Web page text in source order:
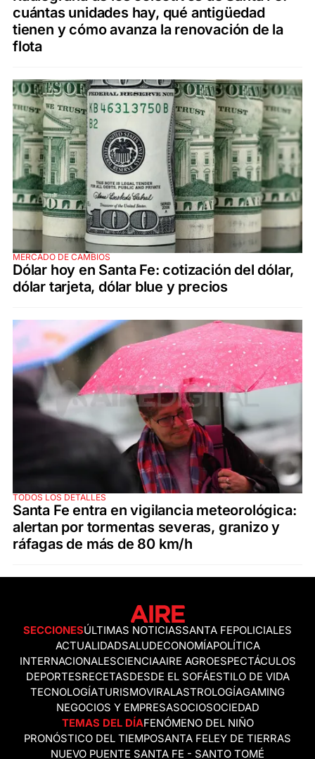
cuántas unidades hay, qué antigüedad
tienen y cómo avanza la renovación de la
flota
MERCADO DE CAMBIOS
Dólar hoy en Santa Fe: cotización del dólar,
dólar tarjeta, dólar blue y precios
TODOS LOS DETALLES
Santa Fe entra en vigilancia meteorológica:
alertan por tormentas severas, granizo y
ráfagas de más de 80 km/h
SECCIONESÚLTIMAS NOTICIASSANTA FEPOLICIALES
ACTUALIDADSALUDECONOMÍAPOLÍTICA
INTERNACIONALESCIENCIAAIRE AGROESPECTÁCULOS
DEPORTESRECETASDESDE EL SOFÁESTILO DE VIDA
TECNOLOGÍATURISMOVIRALASTROLOGÍAGAMING
NEGOCIOS Y EMPRESASOCIOSOCIEDAD
TEMAS DEL DÍAFENÓMENO DEL NIÑO
PRONÓSTICO DEL TIEMPOSANTA FELEY DE TIERRAS
NUEVO PUENTE SANTA FE - SANTO TOMÉ